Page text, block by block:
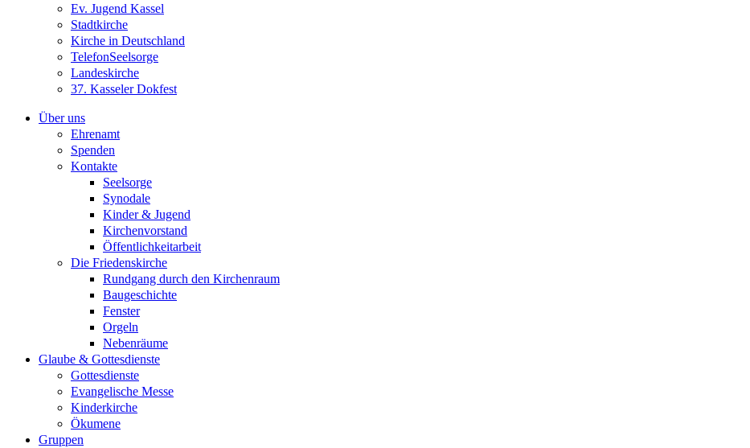
Ev. Jugend Kassel
Stadtkirche
Kirche in Deutschland
TelefonSeelsorge
Landeskirche
37. Kasseler Dokfest
Über uns
Ehrenamt
Spenden
Kontakte
Seelsorge
Synodale
Kinder & Jugend
Kirchenvorstand
Öffentlichkeitarbeit
Die Friedenskirche
Rundgang durch den Kirchenraum
Baugeschichte
Fenster
Orgeln
Nebenräume
Glaube & Gottesdienste
Gottesdienste
Evangelische Messe
Kinderkirche
Ökumene
Gruppen